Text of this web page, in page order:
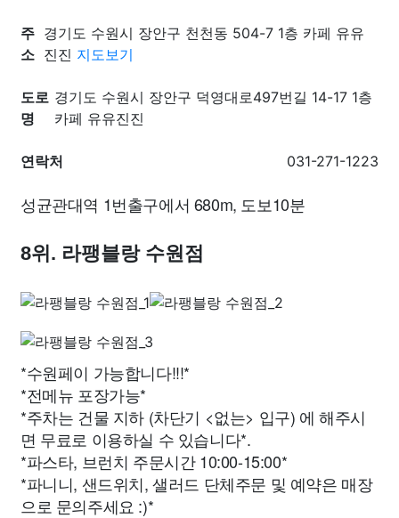
주
소
경기도 수원시 장안구 천천동 504-7 1층 카페 유유
진진 지도보기
도로
명
경기도 수원시 장안구 덕영대로497번길 14-17 1층
카페 유유진진
연락처 031-271-1223
성균관대역 1번출구에서 680m, 도보10분
8위. 라팽블랑 수원점
*수원페이 가능합니다!!!*
*전메뉴 포장가능*
*주차는 건물 지하 (차단기 <없는> 입구) 에 해주시
면 무료로 이용하실 수 있습니다*.
*파스타, 브런치 주문시간 10:00-15:00*
*파니니, 샌드위치, 샐러드 단체주문 및 예약은 매장
으로 문의주세요 :)*